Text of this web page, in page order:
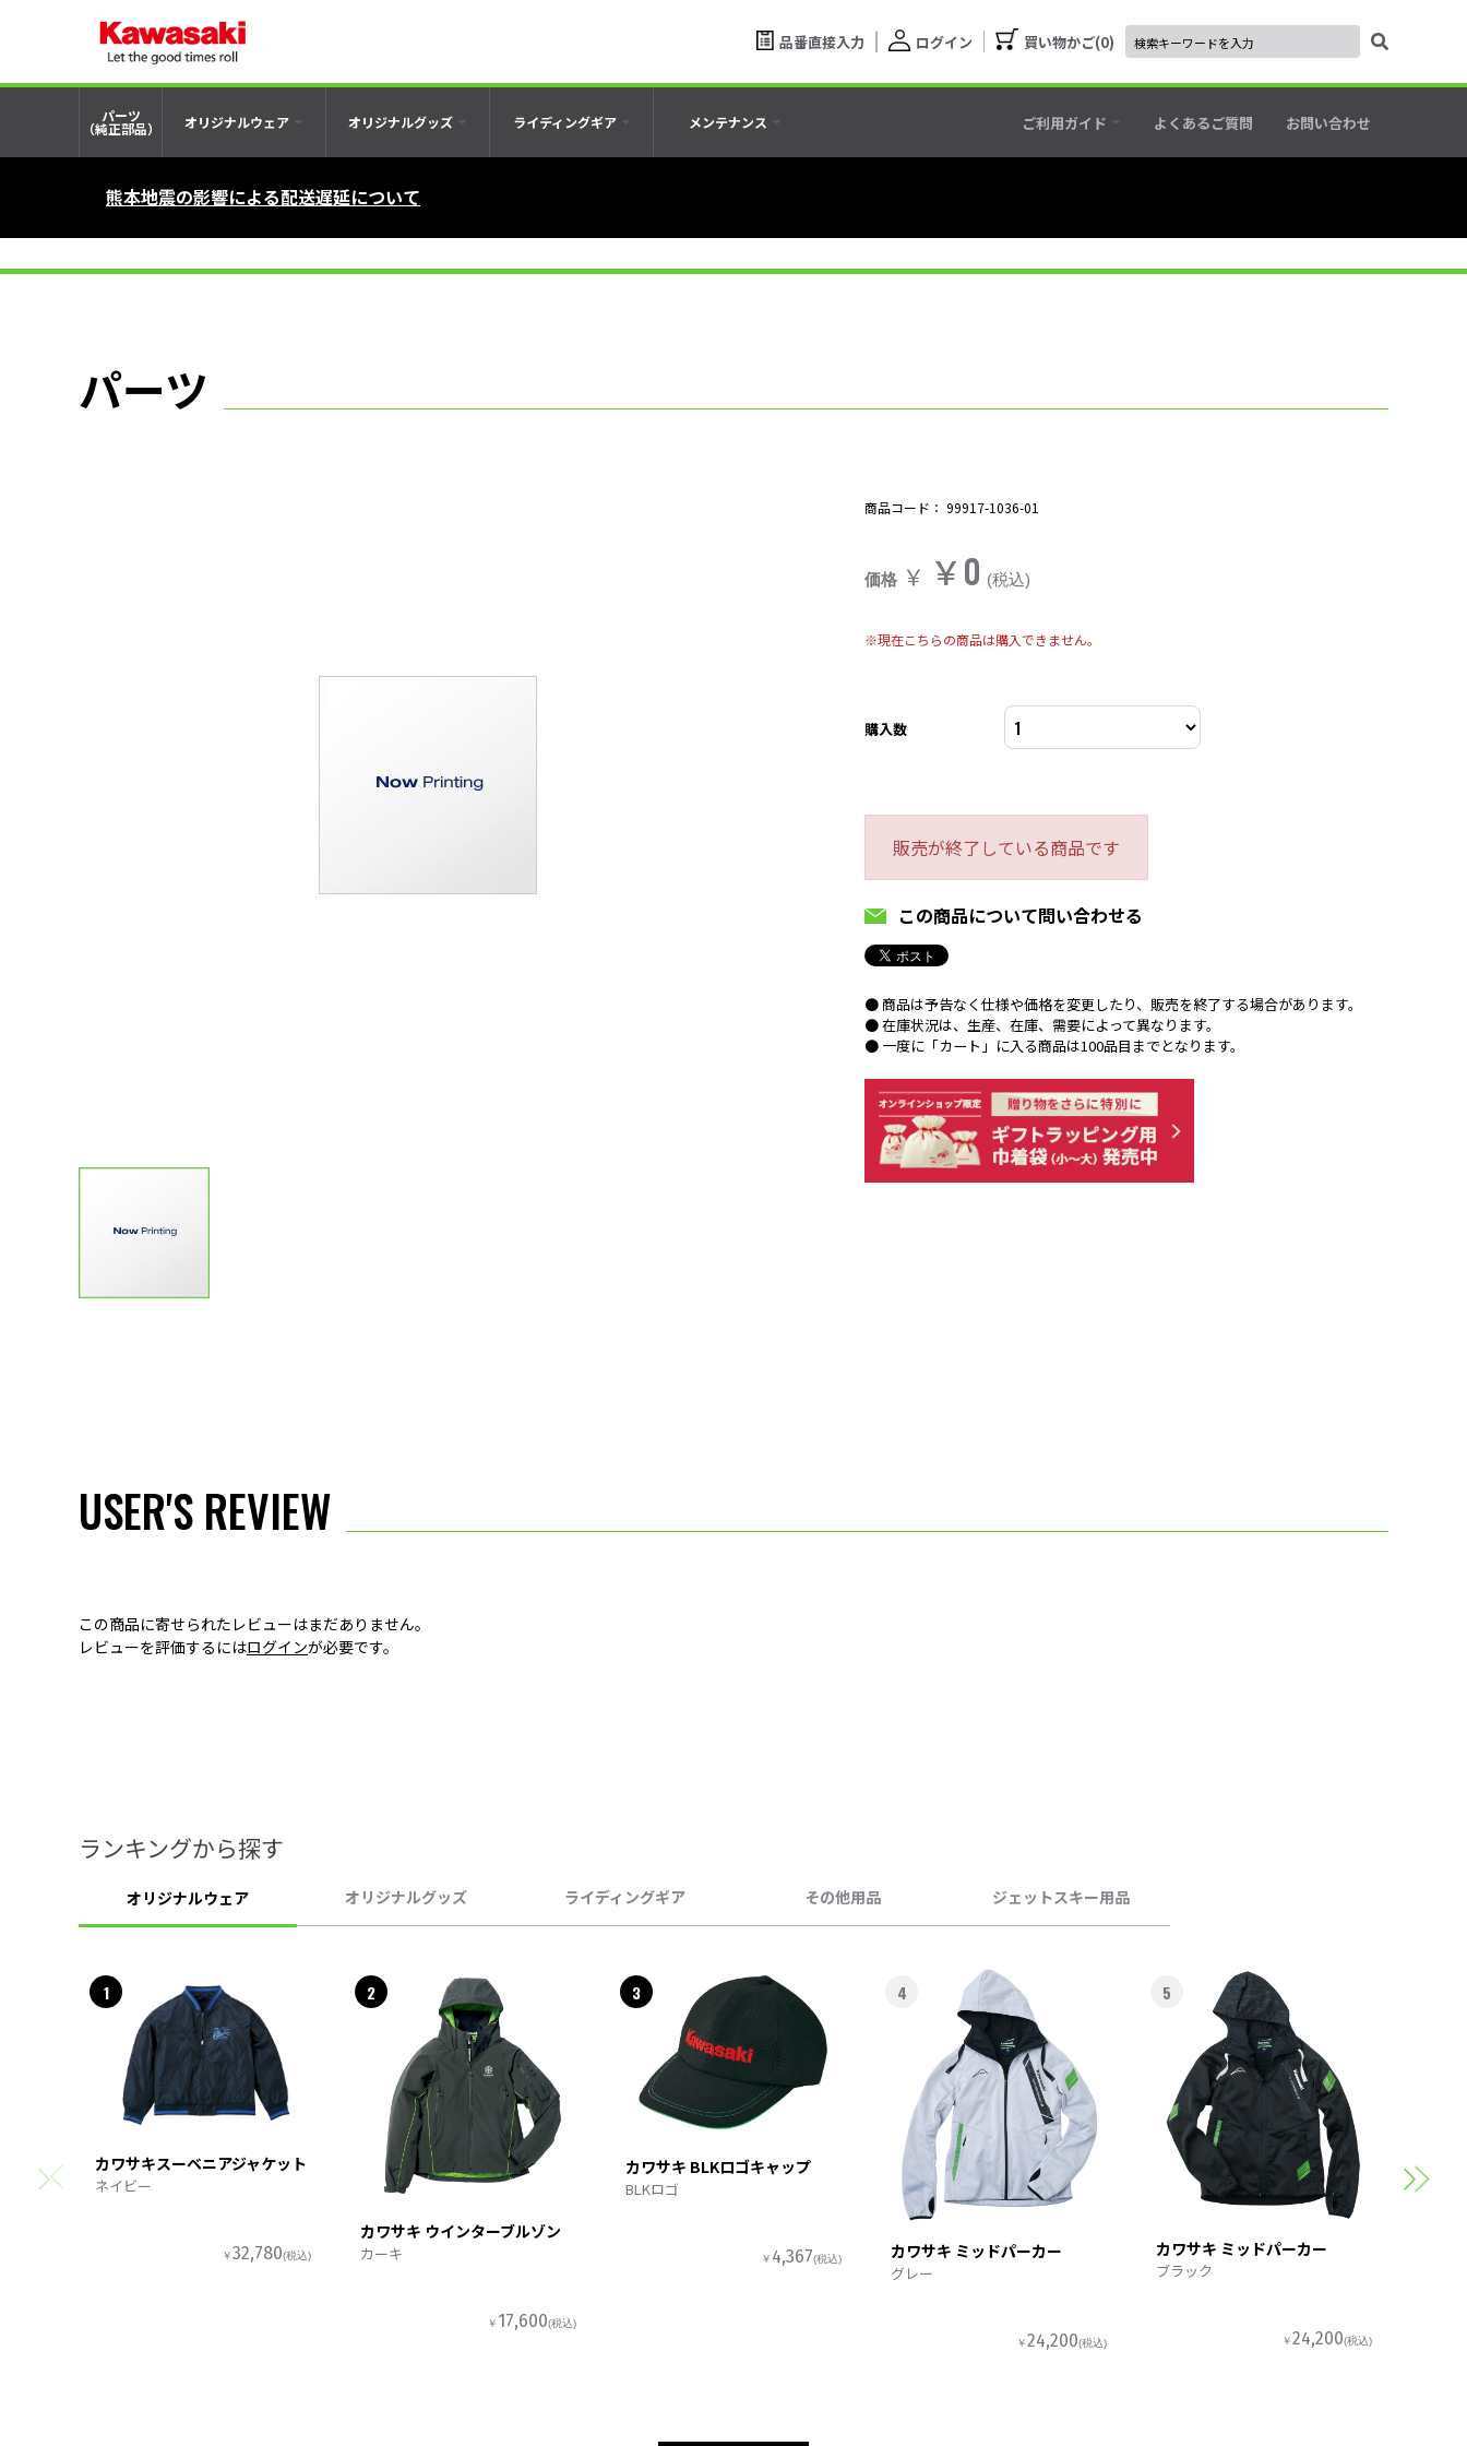
品番直接入力 ログイン 買い物かご 0
パーツ
（純正部品） オリジナルウェア オリジナルグッズ ライディングギア メンテナンス ご利用ガイド よくあるご質問 お問い合わせ
熊本地震の影響による配送遅延について
パーツ
商品コード： 99917-1036-01
価格 ￥ ￥0 (税込)
※現在こちらの商品は購入できません。
購入数
販売が終了している商品です
この商品について問い合わせる
● 商品は予告なく仕様や価格を変更したり、販売を終了する場合があります。
● 在庫状況は、生産、在庫、需要によって異なります。
● 一度に「カート」に入る商品は100品目までとなります。
USER'S REVIEW
この商品に寄せられたレビューはまだありません。
レビューを評価するにはログインが必要です。
ランキングから探す
オリジナルウェア オリジナルグッズ ライディングギア その他用品 ジェットスキー用品
1
カワサキスーベニアジャケット
ネイビー
￥32,780(税込)
2
カワサキ ウインターブルゾン
カーキ
￥ 17,600(税込)
3
カワサキ BLKロゴキャップ
BLKロゴ
￥ 4,367(税込)
4
カワサキ ミッドパーカー
グレー
￥24,200(税込)
5
カワサキ ミッドパーカー
ブラック
￥24,200(税込)
スポ